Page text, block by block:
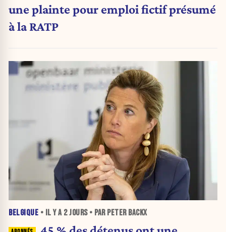
une plainte pour emploi fictif présumé
à la RATP
BELGIQUE • IL Y A 2 JOURS• PAR PETER BACKX